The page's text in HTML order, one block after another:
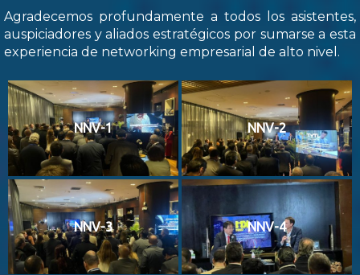
Agradecemos profundamente a todos los asistentes,
auspiciadores y aliados estratégicos por sumarse a esta
experiencia de networking empresarial de alto nivel.
NNV-1 NNV-2
NNV-3 NNV-4